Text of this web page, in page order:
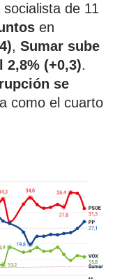
de 11
en
, Sumar sube
2,8% (+0,3).
se
como el cuarto